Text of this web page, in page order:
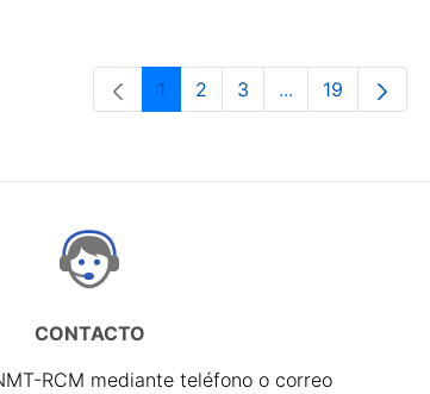
Página
1 Página
2 Página
3 ...PáginasPágina
19
CONTACTO
RCM mediante teléfono o correo